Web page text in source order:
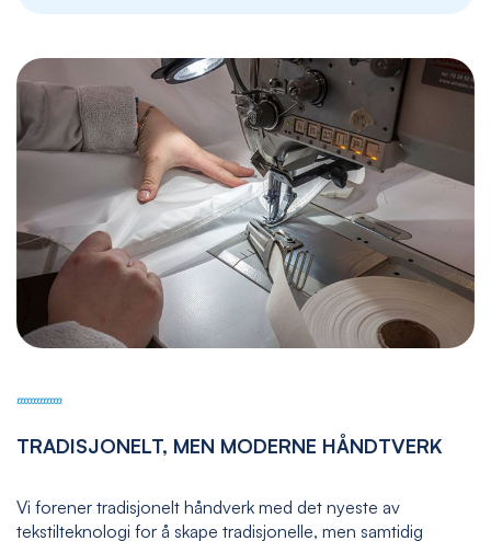
TRADISJONELT, MEN MODERNE HÅNDTVERK
Vi forener tradisjonelt håndverk med det nyeste av
tekstilteknologi for å skape tradisjonelle, men samtidig